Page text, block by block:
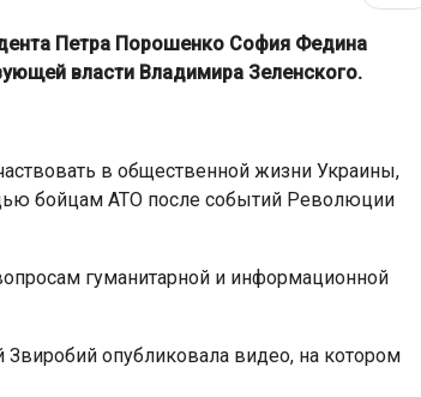
Петра Порошенко София Федина
власти Владимира Зеленского.
в общественной жизни Украины,
бойцам АТО после событий Революции
гуманитарной и информационной
опубликовала видео, на котором